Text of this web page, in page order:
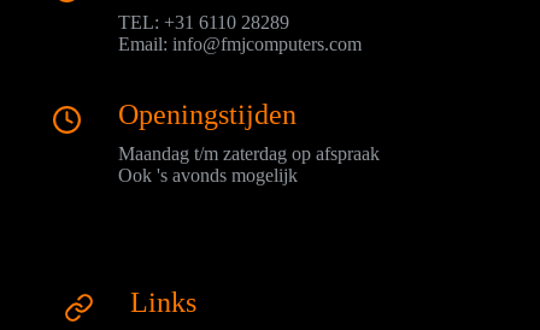
TEL: +31 6110 28289
Email: info@fmjcomputers.com
Openingstijden
Maandag t/m zaterdag op afspraak
Ook 's avonds mogelijk
Links